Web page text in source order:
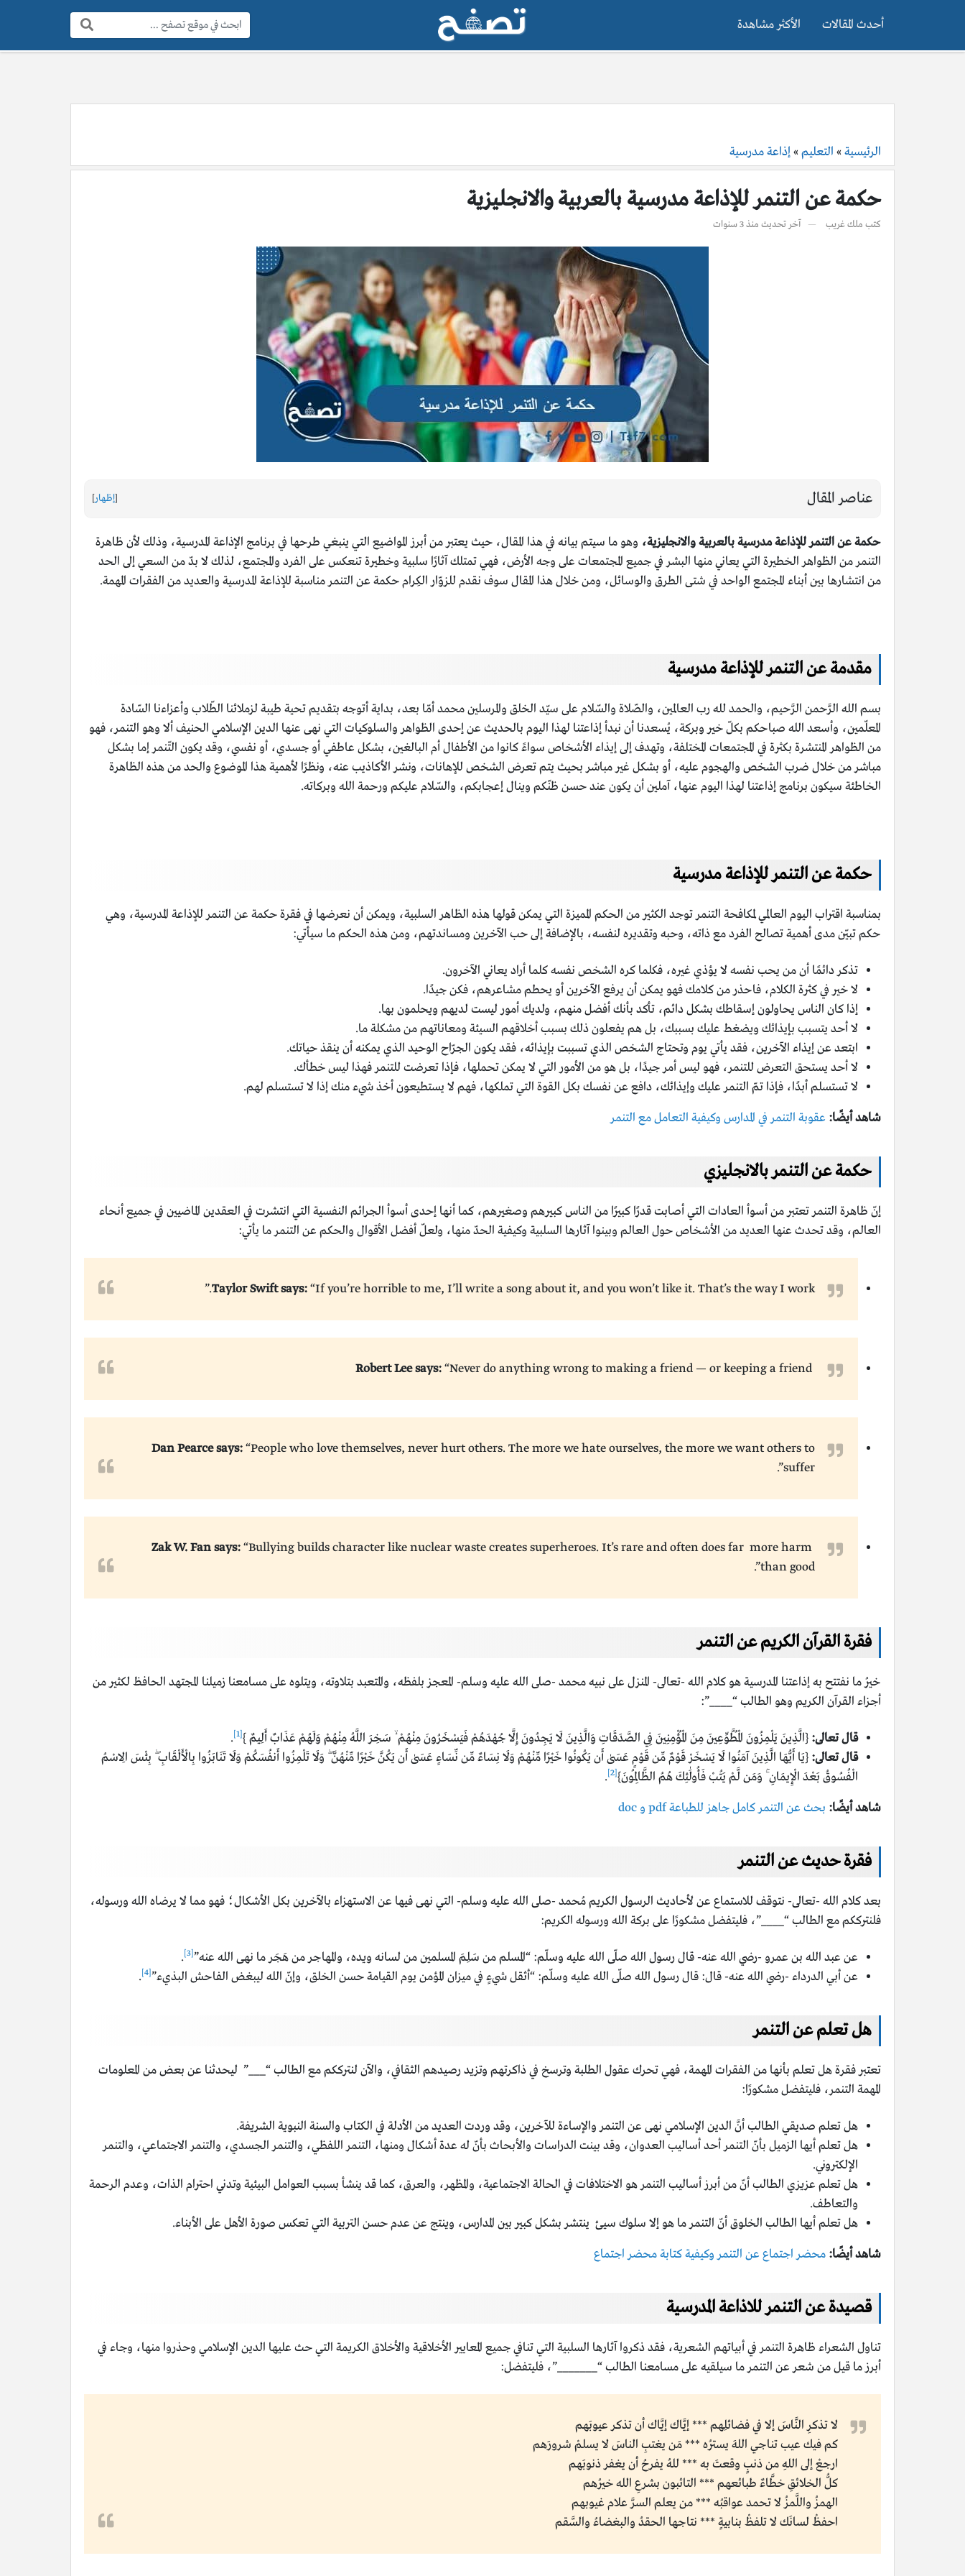
أحدث المقالات الأكثر مشاهدة
البحث:
الرئيسية » التعليم »إذاعة مدرسية
حكمة عن التنمر للإذاعة مدرسية بالعربية والانجليزية
كتب ملك غريب آخر تحديث منذ 3 سنوات
عناصر المقال [إظهار]
حكمة عن التنمر للإذاعة مدرسية بالعربية والانجليزية، وهو ما سيتم بيانه في هذا المقال، حيث يعتبر من أبرز المواضيع التي ينبغي طرحها في برنامج الإذاعة المدرسية، وذلك لأن ظاهرة
التنمر من الظواهر الخطيرة التي يعاني منها البشر في جميع المجتمعات على وجه الأرض، فهي تمتلك آثارًا سلبية وخطيرة تنعكس على الفرد والمجتمع، لذلك لا بدّ من السعي إلى الحد
من انتشارها بين أبناء المجتمع الواحد في شتى الطرق والوسائل، ومن خلال هذا المقال سوف نقدم للزوّار الكِرام حكمة عن التنمر مناسبة للإذاعة المدرسية والعديد من الفقرات المهمة.
مقدمة عن التنمر للإذاعة مدرسية
بسم الله الرَّحمن الرَّحيم، والحمد لله رب العالمين، والصّلاة والسّلام على سيّد الخلق والمرسلين محمد أمّا بعد، بداية أتوجه بتقديم تحية طيبة لزملائنا الطّلاب وأعزاءنا السّادة
المعلّمين، وأسعد الله صباحكم بكلّ خير وبركة، يُسعدنا أن نبدأ إذاعتنا لهذا اليوم بالحديث عن إحدى الظواهر والسلوكيات التي نهى عنها الدين الإسلامي الحنيف ألا وهو التنمر، فهو
من الظواهر المنتشرة بكثرة في المجتمعات المختلفة، وتهدف إلى إيذاء الأشخاص سواءً كانوا من الأطفال أم البالغين، بشكل عاطفي أو جسدي، أو نفسي، وقد يكون التّنمر إما بشكل
مباشر من خلال ضرب الشخص والهجوم عليه، أو بشكل غير مباشر بحيث يتم تعرض الشخص للإهانات، ونشر الأكاذيب عنه، ونظرًا لأهمية هذا الموضوع والحد من هذه الظاهرة
الخاطئة سيكون برنامج إذاعتنا لهذا اليوم عنها، آملين أن يكون عند حسن ظنّكم وينال إعجابكم، والسّلام عليكم ورحمة الله وبركاته.
حكمة عن التنمر للإذاعة مدرسية
بمناسبة اقتراب اليوم العالمي لمكافحة التنمر توجد الكثير من الحكم المميزة التي يمكن قولها هذه الظاهر السلبية، ويمكن أن نعرضها في فقرة حكمة عن التنمر للإذاعة المدرسية، وهي
حكم تبيّن مدى أهمية تصالح الفرد مع ذاته، وحبه وتقديره لنفسه، بالإضافة إلى حب الآخرين ومساندتهم، ومن هذه الحكم ما سيأتي:
تذكر دائمًا أن من يحب نفسه لا يؤذي غيره، فكلما كره الشخص نفسه كلما أراد يعاني الآخرون.
لا خير في كثرة الكلام، فاحذر من كلامك فهو يمكن أن يرفع الآخرين أو يحطم مشاعرهم، فكن جيدًا.
إذا كان الناس يحاولون إسقاطك بشكل دائم، تأكد بأنك أفضل منهم، ولديك أمور ليست لديهم ويحلمون بها.
لا أحد يتسبب بإيذائك ويضغط عليك بسببك، بل هم يفعلون ذلك بسبب أخلاقهم السيئة ومعاناتهم من مشكلة ما.
ابتعد عن إيذاء الآخرين، فقد يأتي يوم وتحتاج الشخص الذي تسببت بإيذائه، فقد يكون الجرّاح الوحيد الذي يمكنه أن ينقذ حياتك.
لا أحد يستحق التعرض للتنمر، فهو ليس أمر جيدًا، بل هو من الأمور التي لا يمكن تحملها، فإذا تعرضت للتنمر فهذا ليس خطأك.
لا تستسلم أبدًا، فإذا تمّ التنمر عليك وإيذائك، دافع عن نفسك بكل القوة التي تملكها، فهم لا يستطيعون أخذ شيء منك إذا لا تستسلم لهم.
شاهد أيضًا: عقوبة التنمر في المدارس وكيفية التعامل مع التنمر
حكمة عن التنمر بالانجليزي
إنّ ظاهرة التنمر تعتبر من أسوأ العادات التي أصابت قدرًا كبيرًا من الناس كبيرهم وصغيرهم، كما أنها إحدى أسوأ الجرائم النفسية التي انتشرت في العقدين الماضيين في جميع أنحاء
العالم، وقد تحدث عنها العديد من الأشخاص حول العالم وبينوا آثارها السلبية وكيفية الحدّ منها، ولعلّ أفضل الأقوال والحكم عن التنمر ما يأتي:
Taylor Swift says:“If you’re horrible to me, I’ll write a song about it, and you won’t like it. That’s the way I work.”
Robert Lee says:“Never do anything wrong to making a friend — or keeping a friend
Dan Pearce says:“People who love themselves, never hurt others. The more we hate ourselves, the more we want others to
suffer”.
“Bullying builds character like nuclear waste creates superheroes. It’s rare and often does far more harm
than good”.
فقرة القرآن الكريم عن التنمر
خيرُ ما نفتتح به إذاعتنا المدرسية هو كلام الله -تعالى- المنزل على نبيه محمد -صلى الله عليه وسلم- المعجز بلفظه، والمتعبد بتلاوته، ويتلوه على مسامعنا زميلنا المجتهد الحافظ لكثير من
أجزاء القرآن الكريم وهو الطالب “____”:
قال تعالى: {الَّذِينَ يَلْمِزُونَ الْمُطَّوِّعِينَ مِنَ الْمُؤْمِنِينَ فِي الصَّدَقَاتِ وَالَّذِينَ لَا يَجِدُونَ إِلَّا جُهْدَهُمْ فَيَسْخَرُونَ مِنْهُمْ ۙ سَخِرَ اللَّهُ مِنْهُمْ وَلَهُمْ عَذَابٌ أَلِيمٌ }[1]
.
قال تعالى: {يَا أَيُّهَا الَّذِينَ آمَنُوا لَا يَسْخَرْ قَوْمٌ مِّن قَوْمٍ عَسَىٰ أَن يَكُونُوا خَيْرًا مِّنْهُمْ وَلَا نِسَاءٌ مِّن نِّسَاءٍ عَسَىٰ أَن يَكُنَّ خَيْرًا مِّنْهُنَّ ۖ وَلَا تَلْمِزُوا أَنفُسَكُمْ وَلَا تَنَابَزُوا بِالْأَلْقَابِ ۖ بِئْسَ الِاسْمُ
الْفُسُوقُ بَعْدَ الْإِيمَانِ ۚ وَمَن لَّمْ يَتُبْ فَأُولَٰئِكَ هُمُ الظَّالِمُونَ}[2]
.
شاهد أيضًا: بحث عن التنمر كامل جاهز للطباعة pdf و doc
فقرة حديث عن التنمر
بعد كلام الله -تعالى- نتوقف للاستماع عن لأحاديث الرسول الكريم مُحمد -صلى الله عليه وسلم- التي نهى فيها عن الاستهزاء بالآخرين بكل الأشكال؛ فهو مما لا يرضاه الله ورسوله،
فلنترككم مع الطالب “____”، فليتفضل مشكورًا على بركة الله ورسوله الكريم:
عن عبد الله بن عمرو -رضي الله عنه- قال رسول الله صلّى الله عليه وسلّم: “المسلم من سَلِمَ المسلمين من لسانه ويده، والمهاجر من هَجَر ما نهى الله عنه”[3]
.
عن أبي الدرداء -رضي الله عنه- قال: قال رسول الله صلّى الله عليه وسلّم: “أثقل شيءٍ في ميزان المؤمن يوم القيامة حسن الخلق، وإنّ الله ليبغض الفاحش البذيء”[4]
.
هل تعلم عن التنمر
تعتبر فقرة هل تعلم بأنها من الفقرات المهمة، فهي تحرك عقول الطلبة وترسخ في ذاكرتهم وتزيد رصيدهم الثقافي، والآن لنترككم مع الطالب “___” ليحدثنا عن بعض من المعلومات
المهمة التنمر، فليتفضل مشكورًا:
هل تعلم صديقي الطالب أنَّ الدين الإسلامي نهى عن التنمر والإساءة للآخرين، وقد وردت العديد من الأدلة في الكتاب والسنة النبوية الشريفة.
هل تعلم أيها الزميل بأنّ التنمر أحد أساليب العدوان، وقد بينت الدراسات والأبحاث بأنّ له عدة أشكال ومنها، التنمر اللفظي، والتنمر الجسدي، والتنمر الاجتماعي، والتنمر
الإلكتروني.
هل تعلم عزيزي الطالب أنّ من أبرز أساليب التنمر هو الاختلافات في الحالة الاجتماعية، والمظهر، والعرق، كما قد ينشأ بسبب العوامل البيئية وتدني احترام الذات، وعدم الرحمة
والتعاطف.
هل تعلم أيها الطالب الخلوق أنّ التنمر ما هو إلا سلوك سيئ ينتشر بشكل كبير بين المدارس، وينتج عن عدم حسن التربية التي تعكس صورة الأهل على الأبناء.
شاهد أيضًا: محضر اجتماع عن التنمر وكيفية كتابة محضر اجتماع
قصيدة عن التنمر للاذاعة المدرسية
تناول الشعراء ظاهرة التنمر في أبياتهم الشعرية، فقد ذكروا آثارها السلبية التي تنافي جميع المعايير الأخلاقية والأخلاق الكريمة التي حث عليها الدين الإسلامي وحذروا منها، وجاء في
أبرز ما قيل من شعر عن التنمر ما سيلقيه على مسامعنا الطالب “_______”، فليتفضل:
لا تذكرِ النَّاسَ إلا في فضائلِهم *** إيَّــاك إيَّــاك أن تذكـــر عيوبَهــم
كم فيك عيب تناجي اللهَ يسترُه *** مَن يغتبِ الناسَ لا يسلمْ شرورَهم
ارجعْ إلى اللهِ من ذنبٍ وقعتَ به *** للــهُ يفــرحُ أن يغفــــر ذنوبَهــــم
كلُّ الخلائقِ خطَّاءٌ طبائعهم *** التائبــون بشــــرعِ اللـه خيرُهـــم
الهمزُ واللَّمزُ لا تحمد عواقبُه *** من يعلـم الســرَّ عـــــلام غيوبهــم
احفظْ لسانَك لا تلفظْ بنابيةٍ *** نتاجها الحقــدُ والبغضاءُ والسَّقــم